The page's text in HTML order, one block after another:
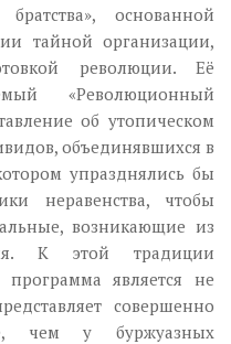
основанной
тайной организации,
революции. Её
«Революционный
об утопическом
объединявшихся в
упразднялись бы
неравенства, чтобы
возникающие из
К этой традиции
является не
совершенно
чем у буржуазных